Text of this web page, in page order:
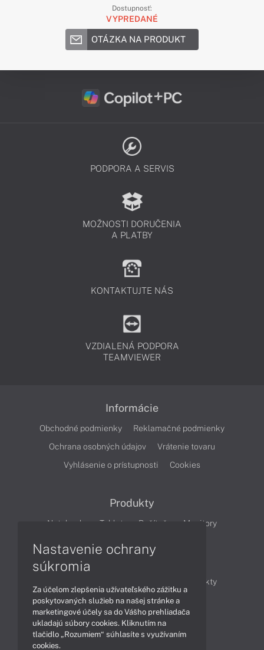
Dostupnosť:
VYPREDANÉ
OTÁZKA NA PRODUKT
PODPORA A SERVIS
MOŽNOSTI DORUČENIA
A PLATBY
KONTAKTUJTE NÁS
VZDIALENÁ PODPORA
TEAMVIEWER
Informácie
Obchodné podmienky
Reklamačné podmienky
Ochrana osobných údajov
Vrátenie tovaru
Vyhlásenie o prístupnosti
Cookies
Produkty
Notebooky Tablety Počítače Monitory
Produkty
Technológie
Videá
Obsah
Nastavenie ochrany
súkromia
Za účelom zlepšenia užívateľského zážitku a
poskytovaných služieb na našej stránke a
marketingové účely sa do Vášho prehliadača
ukladajú súbory cookies. Kliknutím na
tlačidlo „Rozumiem“ súhlasíte s využívaním
cookies.